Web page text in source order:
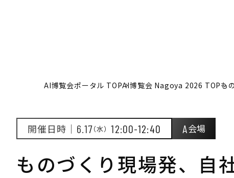
AI博覧会ポータル TOPAI博覧会 Nagoya 2026 TOPも
開催日時｜ 6.17（水）12:00-12:40 A会場
ものづくり現場発、自